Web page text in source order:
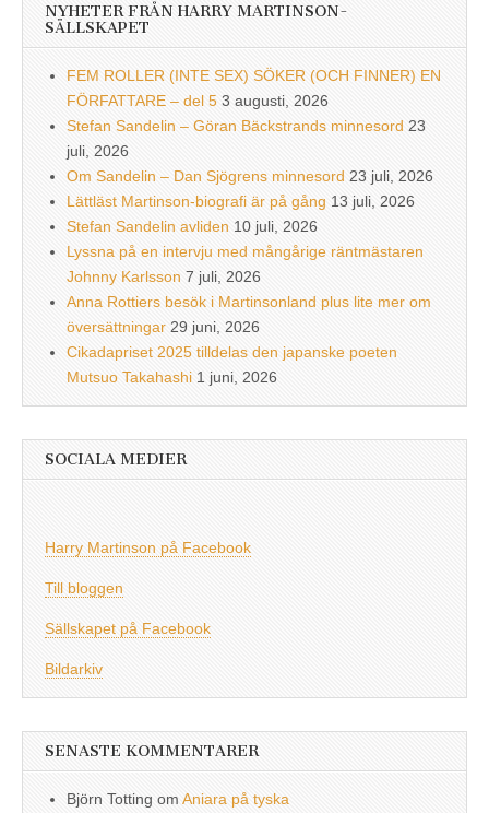
NYHETER FRÅN HARRY MARTINSON-
SÄLLSKAPET
FEM ROLLER (INTE SEX) SÖKER (OCH FINNER) EN
FÖRFATTARE – del 5 3 augusti, 2026
Stefan Sandelin – Göran Bäckstrands minnesord 23
juli, 2026
Om Sandelin – Dan Sjögrens minnesord 23 juli, 2026
Lättläst Martinson-biografi är på gång 13 juli, 2026
Stefan Sandelin avliden 10 juli, 2026
Lyssna på en intervju med mångårige räntmästaren
Johnny Karlsson 7 juli, 2026
Anna Rottiers besök i Martinsonland plus lite mer om
översättningar 29 juni, 2026
Cikadapriset 2025 tilldelas den japanske poeten
Mutsuo Takahashi 1 juni, 2026
SOCIALA MEDIER
Harry Martinson på Facebook
Till bloggen
Sällskapet på Facebook
Bildarkiv
SENASTE KOMMENTARER
Björn Totting om Aniara på tyska